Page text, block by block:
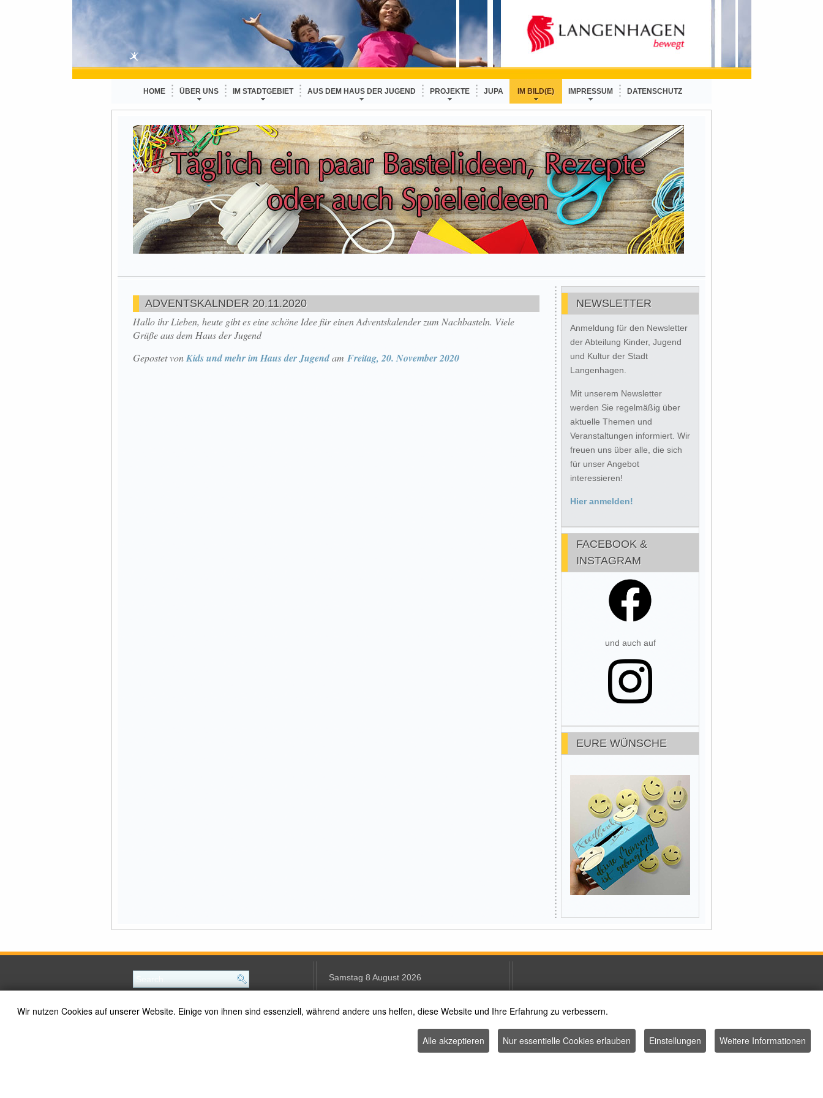
HOME ÜBER UNS IM STADTGEBIET AUS DEM HAUS DER JUGEND PROJEKTE JUPA IM BILD(E) IMPRESSUM DATENSCHUTZ
ADVENTSKALNDER 20.11.2020
Hallo ihr Lieben, heute gibt es eine schöne Idee für einen Adventskalender zum Nachbasteln. Viele
Grüße aus dem Haus der Jugend
Gepostet vonKids und mehr im Haus der Jugendam Freitag, 20. November 2020
NEWSLETTER
Anmeldung für den Newsletter
der Abteilung Kinder, Jugend
und Kultur der Stadt
Langenhagen.
Mit unserem Newsletter
werden Sie regelmäßig über
aktuelle Themen und
Veranstaltungen informiert. Wir
freuen uns über alle, die sich
für unser Angebot
interessieren!
Hier anmelden!
FACEBOOK &
INSTAGRAM
und auch auf
EURE WÜNSCHE
Samstag 8 August 2026
Text Size
(c) Abteilung Kinder, Jugend, Schule und Kultur
Wir nutzen Cookies auf unserer Website. Einige von ihnen sind essenziell, während andere uns helfen, diese Website und Ihre Erfahrung zu verbessern.
Alle akzeptieren Nur essentielle Cookies erlauben Einstellungen Weitere Informationen